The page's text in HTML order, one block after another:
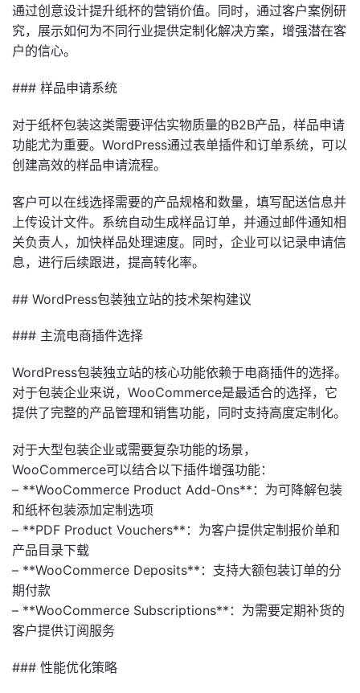
通过创意设计提升纸杯的营销价值。同时，通过客户案例研
究，展示如何为不同行业提供定制化解决方案，增强潜在客
户的信心。
### 样品申请系统
对于纸杯包装这类需要评估实物质量的B2B产品，样品申请
功能尤为重要。WordPress通过表单插件和订单系统，可以
创建高效的样品申请流程。
客户可以在线选择需要的产品规格和数量，填写配送信息并
上传设计文件。系统自动生成样品订单，并通过邮件通知相
关负责人，加快样品处理速度。同时，企业可以记录申请信
息，进行后续跟进，提高转化率。
## WordPress包装独立站的技术架构建议
### 主流电商插件选择
WordPress包装独立站的核心功能依赖于电商插件的选择。
对于包装企业来说，WooCommerce是最适合的选择，它
提供了完整的产品管理和销售功能，同时支持高度定制化。
对于大型包装企业或需要复杂功能的场景，
WooCommerce可以结合以下插件增强功能：
– **WooCommerce Product Add-Ons**：为可降解包装
和纸杯包装添加定制选项
– **PDF Product Vouchers**：为客户提供定制报价单和
产品目录下载
– **WooCommerce Deposits**：支持大额包装订单的分
期付款
– **WooCommerce Subscriptions**：为需要定期补货的
客户提供订阅服务
### 性能优化策略